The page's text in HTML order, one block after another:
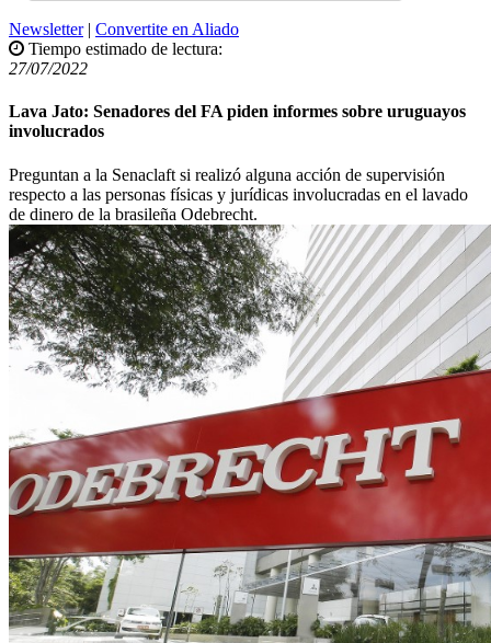
Newsletter| Convertite en Aliado
Tiempo estimado de lectura:
27/07/2022
Lava Jato: Senadores del FA piden informes sobre uruguayos
involucrados
Preguntan a la Senaclaft si realizó alguna acción de supervisión
respecto a las personas físicas y jurídicas involucradas en el lavado
de dinero de la brasileña Odebrecht.